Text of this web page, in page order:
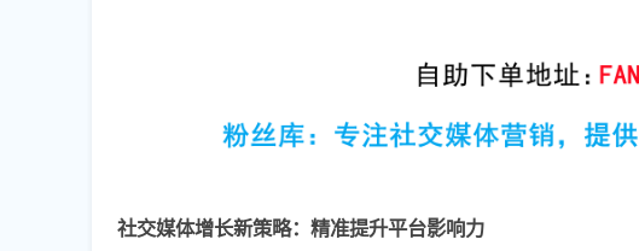
社交媒体增长新策略：精准提升平台影响力